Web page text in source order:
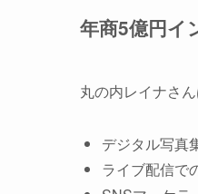
年商5億円イ
丸の内レイナさ
デジタル写真
ライブ配信で